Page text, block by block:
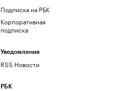
Подписка на РБК
Корпоративная
подписка
Уведомления
RSS Новости
РБК